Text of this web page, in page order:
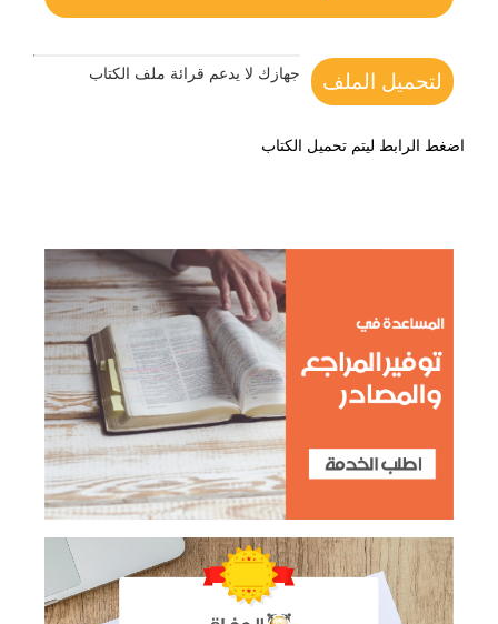
لتحميل الملف جهازك لا يدعم قرائة ملف الكتاب
اضغط الرابط ليتم تحميل الكتاب